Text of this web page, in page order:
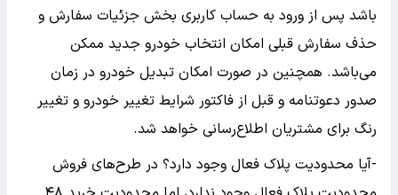
باشد پس از ورود به حساب کاربری بخش جزئیات سفارش و
حذف سفارش قبلی امکان انتخاب خودرو جدید ممکن
می‌باشد. همچنین در صورت امکان تبدیل خودرو در زمان
صدور دعوتنامه و قبل از فاکتور شرایط تغییر خودرو و تغییر
رنگ برای مشتریان اطلاع‌رسانی خواهد شد.
-آیا محدودیت پلاک فعال وجود دارد؟ در طرح‌های فروش